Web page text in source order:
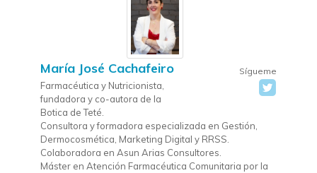
Sígueme
María José Cachafeiro
Farmacéutica y Nutricionista,
fundadora y co-autora de la
Botica de Teté.
Consultora y formadora especializada en Gestión,
Dermocosmética, Marketing Digital y RRSS.
Colaboradora en Asun Arias Consultores.
Máster en Atención Farmacéutica Comunitaria por la